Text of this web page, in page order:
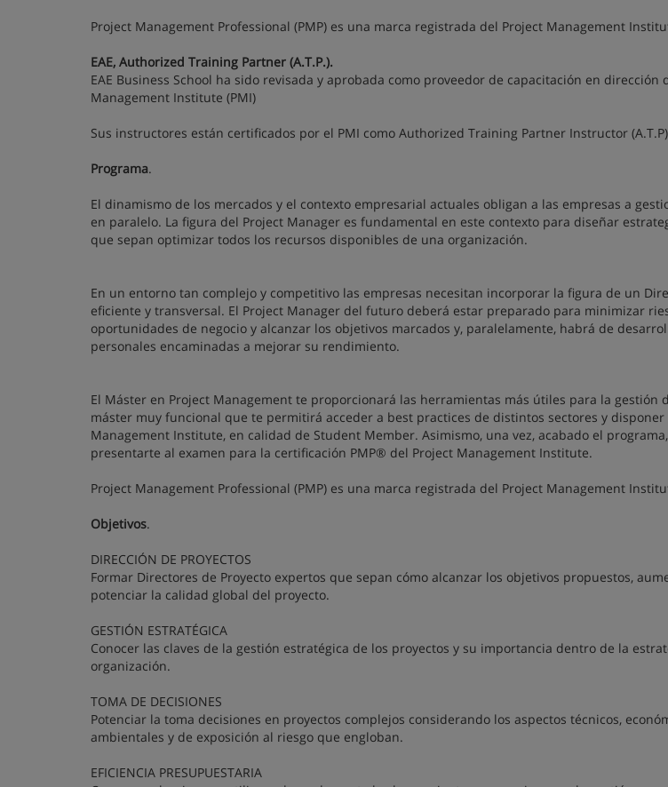
Project Management Professional (PMP) es una marca registrada del Project Management
EAE, Authorized Training Partner (A.T.P.).
EAE Business School ha sido revisada y aprobada como proveedor de capacitación en dirección
Management Institute (PMI)
Sus instructores están certificados por el PMI como Authorized Training Partner Instructor (A.T.P)
Programa.
El dinamismo de los mercados y el contexto empresarial actuales obligan a las empresas a
en paralelo. La figura del Project Manager es fundamental en este contexto para diseñar
que sepan optimizar todos los recursos disponibles de una organización.
En un entorno tan complejo y competitivo las empresas necesitan incorporar la figura de un
eficiente y transversal. El Project Manager del futuro deberá estar preparado para minimizar
oportunidades de negocio y alcanzar los objetivos marcados y, paralelamente, habrá de
personales encaminadas a mejorar su rendimiento.
El Máster en Project Management te proporcionará las herramientas más útiles para la gestión
máster muy funcional que te permitirá acceder a best practices de distintos sectores y
Management Institute, en calidad de Student Member. Asimismo, una vez, acabado el
presentarte al examen para la certificación PMP® del Project Management Institute.
Project Management Professional (PMP) es una marca registrada del Project Management
Objetivos.
DIRECCIÓN DE PROYECTOS
Formar Directores de Proyecto expertos que sepan cómo alcanzar los objetivos propuestos,
potenciar la calidad global del proyecto.
GESTIÓN ESTRATÉGICA
Conocer las claves de la gestión estratégica de los proyectos y su importancia dentro de la
organización.
TOMA DE DECISIONES
Potenciar la toma decisiones en proyectos complejos considerando los aspectos técnicos,
ambientales y de exposición al riesgo que engloban.
EFICIENCIA PRESUPUESTARIA